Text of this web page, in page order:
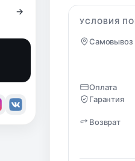
→
УСЛОВИЯ
Самовывоз
Оплата
Гарантия
Возврат